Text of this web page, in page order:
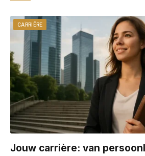
CARRIÈRE
Jouw carrière: van